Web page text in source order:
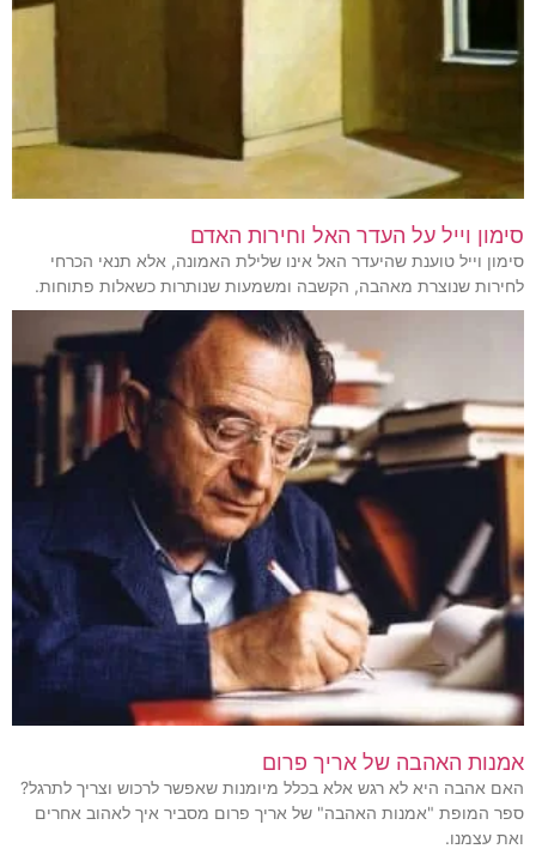
סימון וייל על העדר האל וחירות האדם
סימון וייל טוענת שהיעדר האל אינו שלילת האמונה, אלא תנאי הכרחי
לחירות שנוצרת מאהבה, הקשבה ומשמעות שנותרות כשאלות פתוחות.
אמנות האהבה של אריך פרום
האם אהבה היא לא רגש אלא בכלל מיומנות שאפשר לרכוש וצריך לתרגל?
ספר המופת "אמנות האהבה" של אריך פרום מסביר איך לאהוב אחרים
ואת עצמנו.